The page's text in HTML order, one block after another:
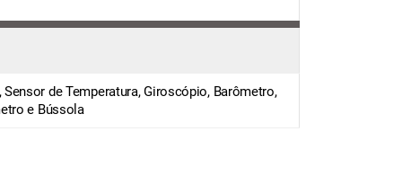
de Temperatura, Giroscópio, Barômetro,
e Bússola